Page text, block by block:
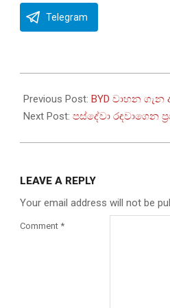
Telegram
09-
15
Previous Post: BYD වාහන
Next Post: පස්දේවා රඳවාගෙන
LEAVE A REPLY
Your email address will not be
Comment *